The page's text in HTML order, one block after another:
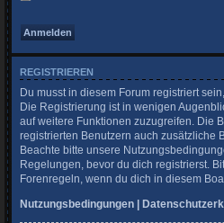
REGISTRIEREN
Du musst in diesem Forum registriert
Die Registrierung ist in wenigen
auf weitere Funktionen zuzugreifen. Die
registrierten Benutzern auch zusätzliche
Beachte bitte unsere
Regelungen, bevor du dich registrierst.
Forenregeln, wenn du dich in diesem
Nutzungsbedingungen |